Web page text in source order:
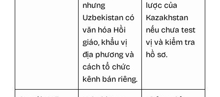
nhưng
Uzbekistan có
văn hóa Hồi
giáo, khẩu vị
địa phương và
cách tổ chức
kênh bán riêng.
lược của
Kazakhstan
nếu chưa test
vị và kiểm tra
hồ sơ.